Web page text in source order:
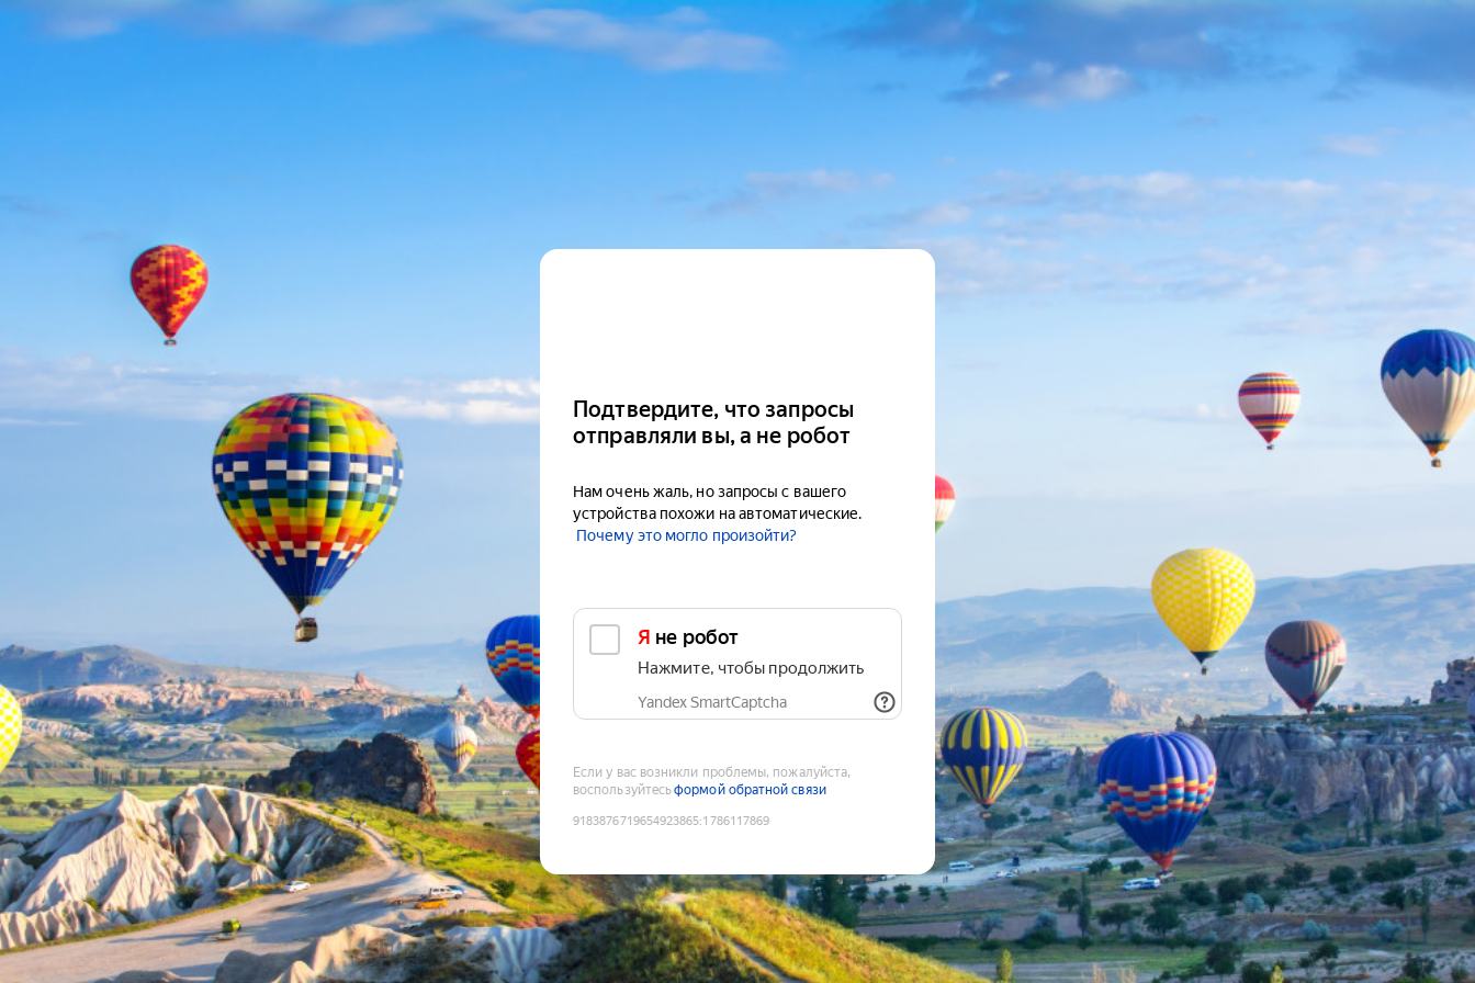
Подтвердите, что запросы
отправляли вы, а не робот
Нам очень жаль, но запросы с вашего
устройства похожи на автоматические.
Почему это могло произойти?
Я не робот
Нажмите, чтобы продолжить
Yandex SmartCaptcha
Если у вас возникли проблемы, пожалуйста,
воспользуйтесьформой обратной связи
9183876719654923865:1786117869